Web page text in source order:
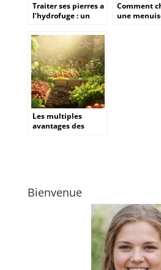
Traiter ses pierres a
l’hydrofuge : un
efficace
Comment
une
Les multiples
avantages des
Bienvenue